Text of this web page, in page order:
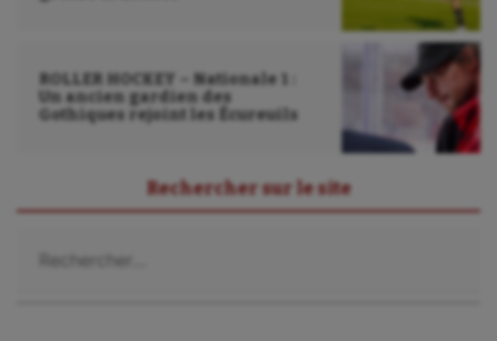
ROLLER HOCKEY – Nationale 1 :
Un ancien gardien des
Gothiques rejoint les Écureuils
Rechercher sur le site